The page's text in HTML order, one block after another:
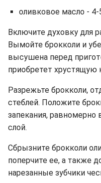
оливковое масло - 4-
Включите духовку для
Вымойте брокколи и
высушена перед
приобретет хрустящую
Разрежьте брокколи,
стеблей. Положите
запекания,
слой.
Сбрызните брокколи
поперчите ее, а также
нарезанные зубчики